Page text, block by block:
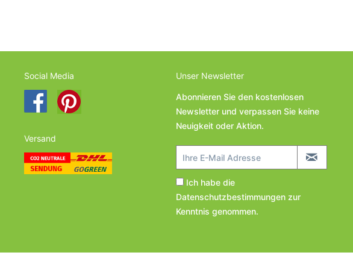
Social Media
Versand
Unser Newsletter
Abonnieren Sie den kostenlosen
Newsletter und verpassen Sie keine
Neuigkeit oder Aktion.
Ich habe die
Datenschutzbestimmungen zur
Kenntnis genommen.